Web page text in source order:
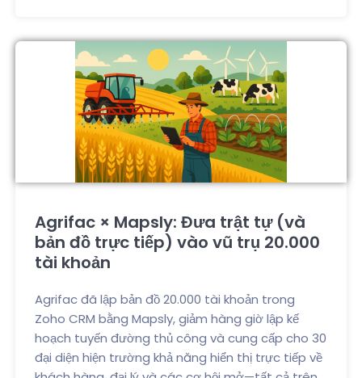
Agrifac × Mapsly: Đưa trật tự (và
bản đồ trực tiếp) vào vũ trụ 20.000
tài khoản
Agrifac đã lập bản đồ 20.000 tài khoản trong
Zoho CRM bằng Mapsly, giảm hàng giờ lập kế
hoạch tuyến đường thủ công và cung cấp cho 30
đại diện hiện trường khả năng hiển thị trực tiếp về